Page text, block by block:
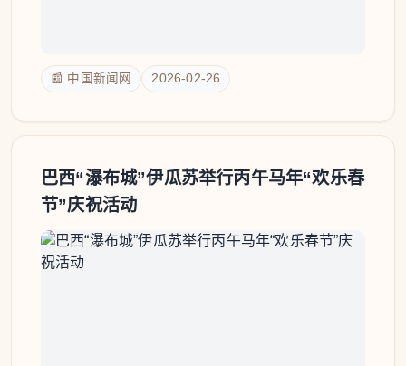
📰 中国新闻网 2026-02-26
巴西“瀑布城”伊瓜苏举行丙午马年“欢乐春
节”庆祝活动